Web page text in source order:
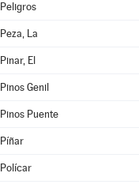
Peligros
Peza, La
Pinar, El
Pinos Genil
Pinos Puente
Píñar
Polícar